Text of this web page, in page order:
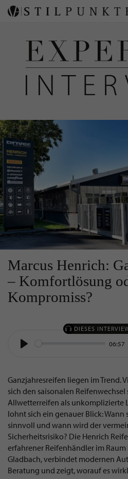
Marcus Henrich:
– Komfortlösung
Kompromiss?
DIESES
06:57
Ganzjahresreifen liegen im Trend.
sich den saisonalen
Allwetterreifen als unkomplizierte
lohnt sich ein genauer Blick: Wann
sinnvoll und wann wird der
Sicherheitsrisiko? Die Henrich
erfahrener Reifenhändler im
Gladbach, verbindet modernen
Beratung und zeigt, worauf es